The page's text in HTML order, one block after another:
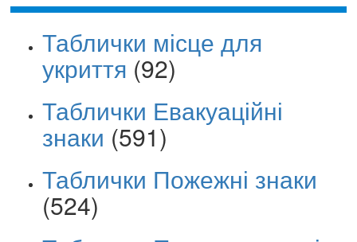
Таблички місце для
укриття (92)
Таблички Евакуаційні
знаки (591)
Таблички Пожежні знаки
(524)